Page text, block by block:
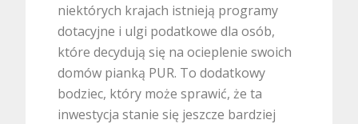
niektórych krajach istnieją programy
dotacyjne i ulgi podatkowe dla osób,
które decydują się na ocieplenie swoich
domów pianką PUR. To dodatkowy
bodziec, który może sprawić, że ta
inwestycja stanie się jeszcze bardziej